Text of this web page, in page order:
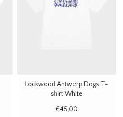
Lockwood Antwerp Dogs T-
shirt White
€45,00